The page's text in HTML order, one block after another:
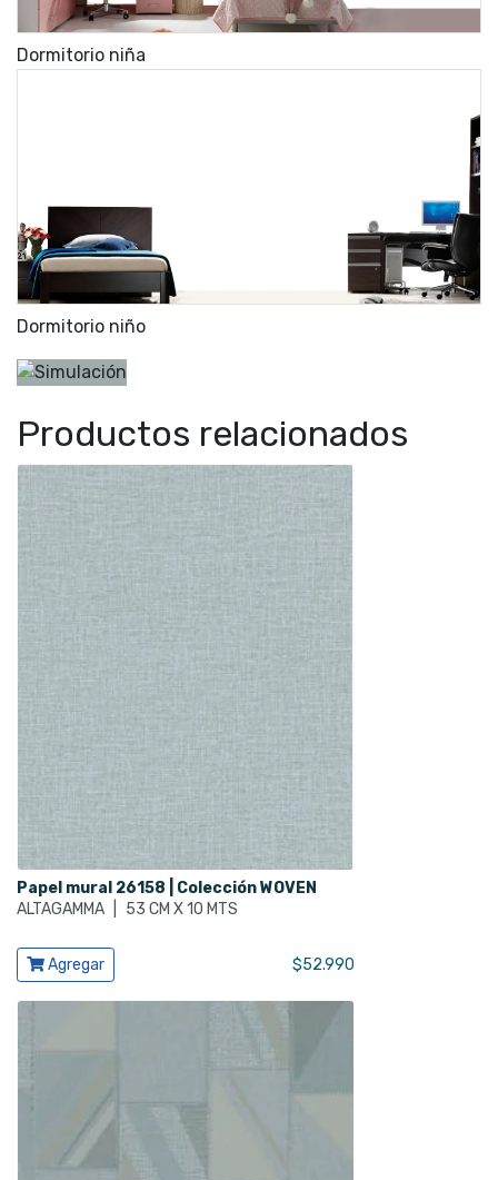
Dormitorio niña
Dormitorio niño
Productos relacionados
Papel mural 26158 | Colección WOVEN
ALTAGAMMA
53 CM X 10 MTS
Ver producto
Agregar $52.990